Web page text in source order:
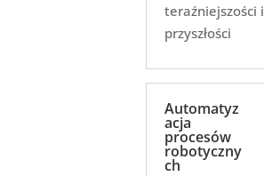
teraźniejszości i
przyszłości
Automatyz
acja
procesów
robotyczny
ch